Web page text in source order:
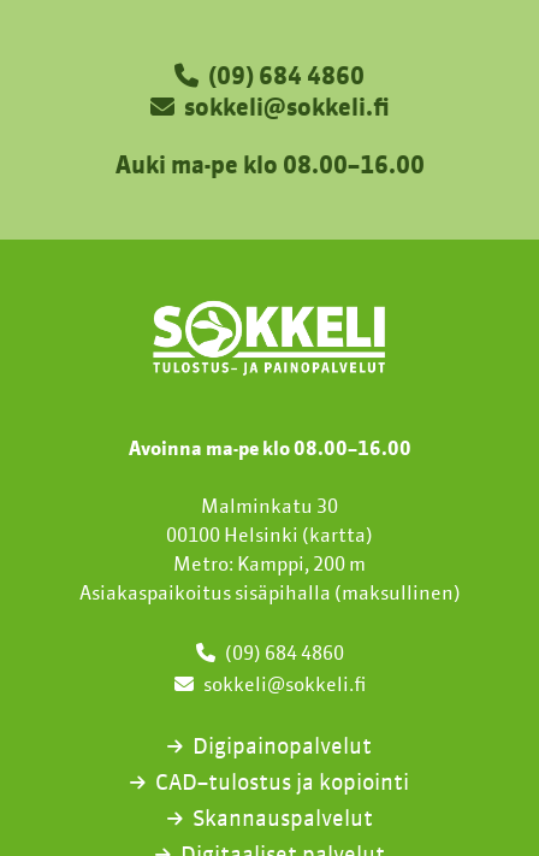
(09) 684 4860
sokkeli@sokkeli.fi
Auki ma-pe klo 08.00–16.00
Avoinna ma-pe klo 08.00–16.00
Malminkatu 30
00100 Helsinki (kartta)
Metro: Kamppi, 200 m
Asiakaspaikoitus sisäpihalla (maksullinen)
(09) 684 4860
sokkeli@sokkeli.fi
Digipainopalvelut
CAD–tulostus ja kopiointi
Skannauspalvelut